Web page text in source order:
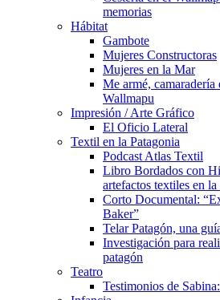
memorias
Hábitat
Gambote
Mujeres Constructoras
Mujeres en la Mar
Me armé, camaradería
Wallmapu
Impresión / Arte Gráfico
El Oficio Lateral
Textil en la Patagonia
Podcast Atlas Textil
Libro Bordados con
artefactos textiles en
Corto Documental:
Baker”
Telar Patagón, una
Investigación para
patagón
Teatro
Testimonios de